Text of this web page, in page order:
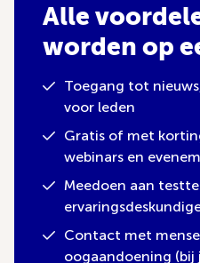
Alle
worden op
Toegang tot
voor leden
Gratis of met
webinars en
Meedoen aan
Contact met
oogaandoening (bij